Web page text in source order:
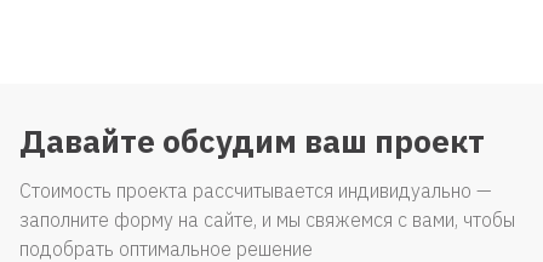
Давайте обсудим ваш проект
Стоимость проекта рассчитывается индивидуально —
заполните форму на сайте, и мы свяжемся с вами, чтобы
подобрать оптимальное решение